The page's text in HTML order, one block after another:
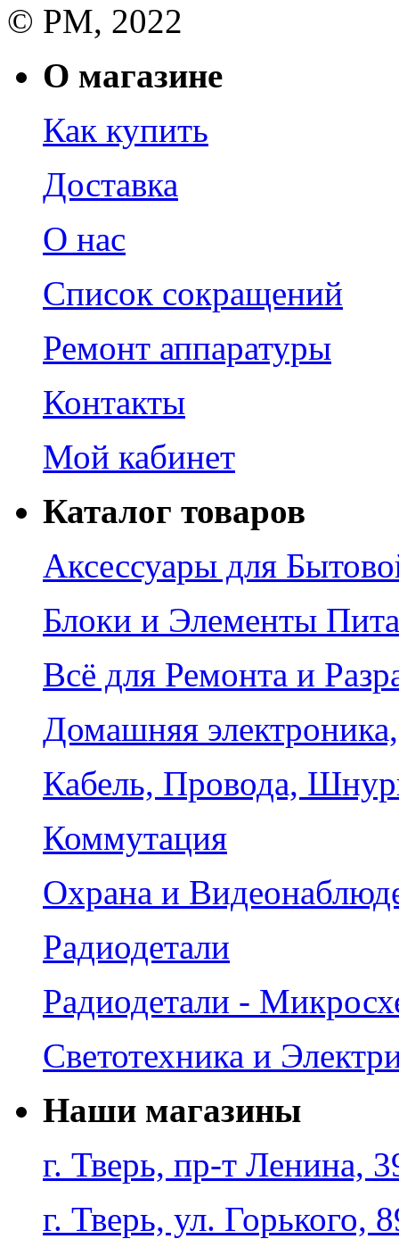
© РМ, 2022
О магазине
Как купить
Доставка
О нас
Список сокращений
Ремонт аппаратуры
Контакты
Мой кабинет
Каталог товаров
Аксессуары для
Блоки и Элементы
Всё для Ремонта и
Домашняя
Кабель, Провода,
Коммутация
Охрана и
Радиодетали
Радиодетали -
Светотехника и
Наши магазины
г. Тверь, пр-т Ленина,
г. Тверь, ул. Горького,